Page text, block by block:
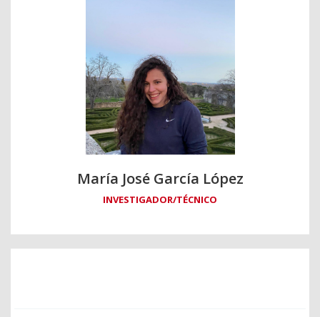
María José García López
INVESTIGADOR/TÉCNICO